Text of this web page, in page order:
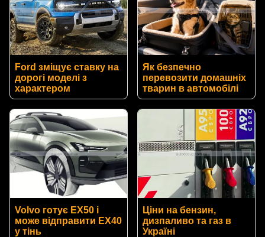
Ford зміщує ставку на
дорогі моделі з
характером
Як безпечно
перевозити домашніх
тварин в автомобілі
Volvo готує EX50 і
може відправити EX40
у тінь
Ціни на бензин,
дизпаливо та газ в
Україні